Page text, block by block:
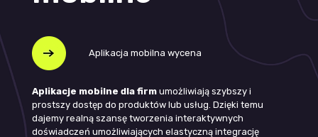
Aplikacja mobilna wycena
Aplikacje mobilne dla firmumożliwiają szybszy i
prostszy dostęp do produktów lub usług. Dzięki temu
dajemy realną szansę tworzenia interaktywnych
doświadczeń umożliwiających elastyczną integrację